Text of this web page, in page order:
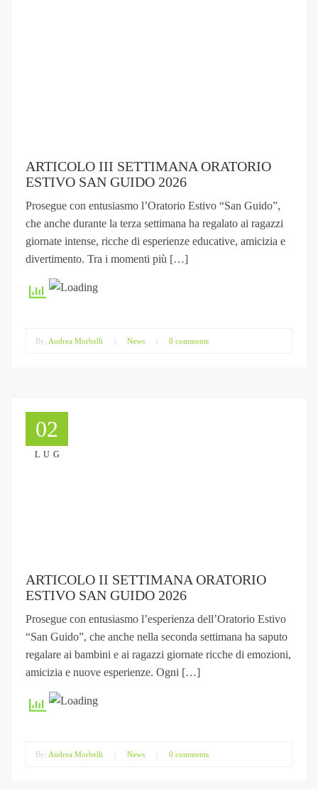
ARTICOLO III SETTIMANA ORATORIO
ESTIVO SAN GUIDO 2026
Prosegue con entusiasmo l’Oratorio Estivo “San Guido”,
che anche durante la terza settimana ha regalato ai ragazzi
giornate intense, ricche di esperienze educative, amicizia e
divertimento. Tra i momenti più […]
By: Andrea Morbelli News 0 comments
02
LUG
ARTICOLO II SETTIMANA ORATORIO
ESTIVO SAN GUIDO 2026
Prosegue con entusiasmo l’esperienza dell’Oratorio Estivo
“San Guido”, che anche nella seconda settimana ha saputo
regalare ai bambini e ai ragazzi giornate ricche di emozioni,
amicizia e nuove esperienze. Ogni […]
By: Andrea Morbelli News 0 comments